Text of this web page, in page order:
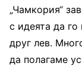
„Чамкория“
с идеята да
друг лев.
да полагаме